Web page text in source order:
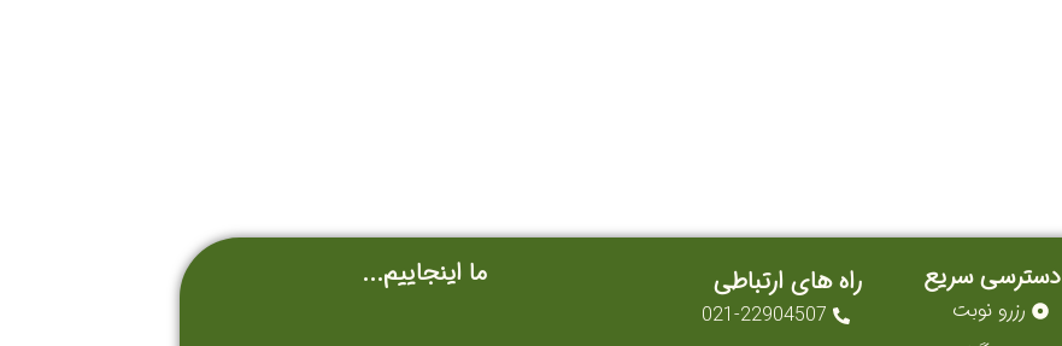
دسترسی سریع
رزرو نوبت
راه های ارتباطی
021-22904507
ما اینجاییم...